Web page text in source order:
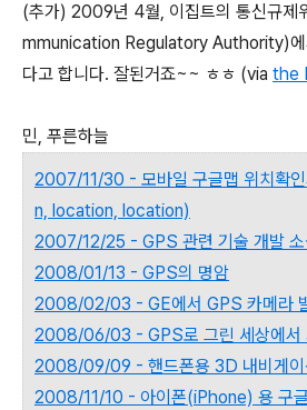
(추가) 2009년 4월, 이집트의 통신규
mmunication Regulatory Authority)에
다고 합니다. 잘된거죠~~ ㅎㅎ (via the
민, 푸른하늘
2007/11/30 - 모바일 구글맵 위치확
n, location, location)
2007/12/25 - GPS 관련 기술 개발 소
2008/01/13 - GPS의 명암
2008/02/03 - GE에서 GPS 카메라
2008/06/03 - GPS로 그린 세상에서
2008/09/09 - 핸드폰용 3D 내비게이
2008/11/10 - 아이폰(iPhone) 용 구